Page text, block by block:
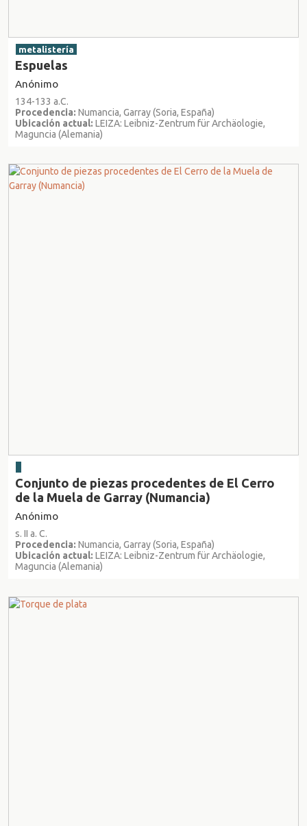
metalistería
Espuelas
Anónimo
134-133 a.C.
Procedencia: Numancia, Garray (Soria, España)
Ubicación actual: LEIZA: Leibniz-Zentrum für Archäologie,
Maguncia (Alemania)
Conjunto de piezas procedentes de El Cerro
de la Muela de Garray (Numancia)
Anónimo
s. II a. C.
Procedencia: Numancia, Garray (Soria, España)
Ubicación actual: LEIZA: Leibniz-Zentrum für Archäologie,
Maguncia (Alemania)